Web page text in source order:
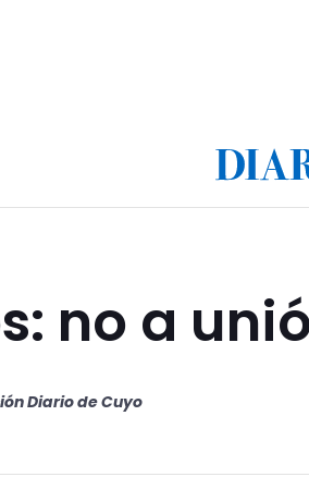
no a
Diario de Cuyo